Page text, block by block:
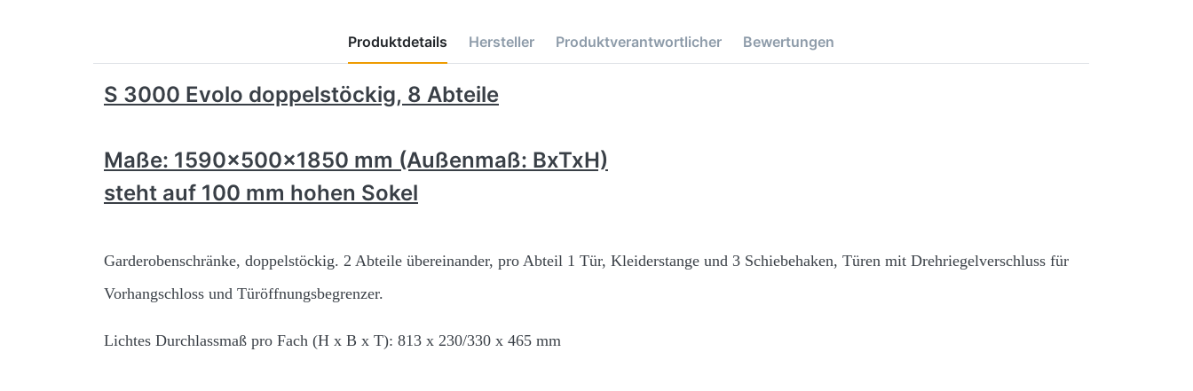
Produktdetails Hersteller Produktverantwortlicher Bewertungen
S 3000 Evolo doppelstöckig, 8 Abteile
Maße: 1590x500x1850 mm (Außenmaß: BxTxH)
steht auf 100 mm hohen Sokel
Garderobenschränke, doppelstöckig. 2 Abteile übereinander, pro Abteil 1 Tür, Kleiderstange und 3 Schiebehaken, Türen mit Drehriegelverschluss für
Vorhangschloss und Türöffnungsbegrenzer.
Lichtes Durchlassmaß pro Fach (H x B x T): 813 x 230/330 x 465 mm